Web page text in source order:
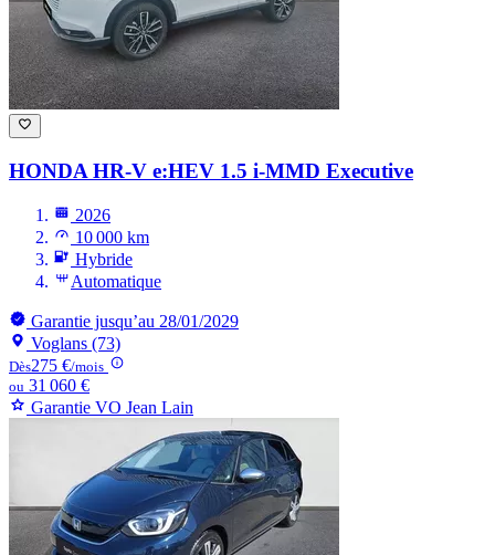
HONDA HR-V e:HEV 1.5 i-MMD Executive
2026
10 000 km
Hybride
Automatique
Garantie jusqu’au 28/01/2029
Voglans (73)
Dès275 €/mois
ou 31 060 €
Garantie VO Jean Lain